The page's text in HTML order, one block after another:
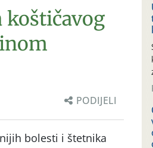
koštičavog
PODIJELI
bolesti i štetnika